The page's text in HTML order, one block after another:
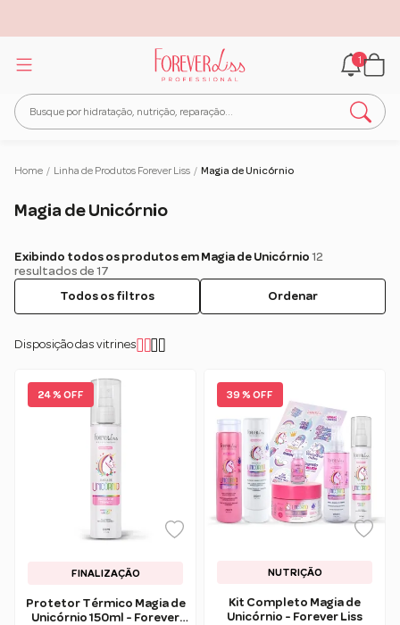
1
Home / Linha de Produtos Forever Liss / Magia de Unicórnio
Magia de Unicórnio
Exibindo todos os produtos em Magia de Unicórnio 12
resultados de 17
Todos os filtros
Ordenar
Disposição das vitrines
24 % OFF
FINALIZAÇÃO
Protetor Térmico Magia de
Unicórnio 150ml - Forever
39 % OFF
NUTRIÇÃO
Kit Completo Magia de
Unicórnio - Forever Liss